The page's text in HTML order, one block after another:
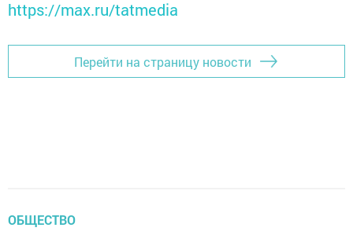
https://max.ru/tatmedia
Перейти на страницу новости
ОБЩЕСТВО